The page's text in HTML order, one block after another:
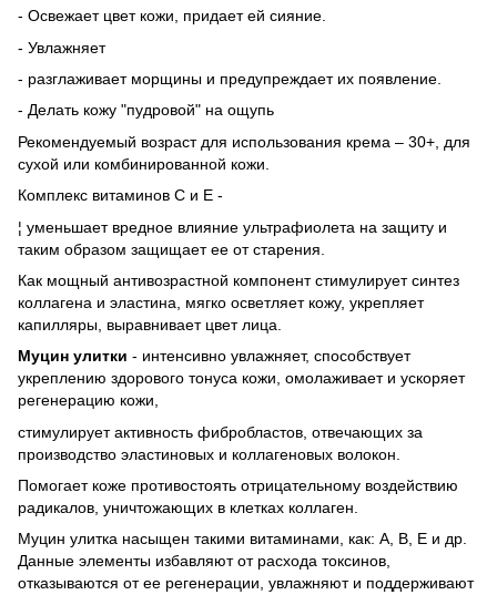
- Освежает цвет кожи, придает ей сияние.
- Увлажняет
- разглаживает морщины и предупреждает их появление.
- Делать кожу "пудровой" на ощупь
Рекомендуемый возраст для использования крема – 30+, для
сухой или комбинированной кожи.
Комплекс витаминов С и Е -
¦ уменьшает вредное влияние ультрафиолета на защиту и
таким образом защищает ее от старения.
Как мощный антивозрастной компонент стимулирует синтез
коллагена и эластина, мягко осветляет кожу, укрепляет
капилляры, выравнивает цвет лица.
Муцин улитки - интенсивно увлажняет, способствует
укреплению здорового тонуса кожи, омолаживает и ускоряет
регенерацию кожи,
стимулирует активность фибробластов, отвечающих за
производство эластиновых и коллагеновых волокон.
Помогает коже противостоять отрицательному воздействию
радикалов, уничтожающих в клетках коллаген.
Муцин улитка насыщен такими витаминами, как: А, В, Е и др.
Данные элементы избавляют от расхода токсинов,
отказываются от ее регенерации, увлажняют и поддерживают